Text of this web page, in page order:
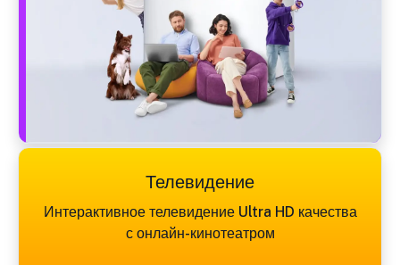
Телевидение
Интерактивное телевидение Ultra HD качества
с онлайн-кинотеатром